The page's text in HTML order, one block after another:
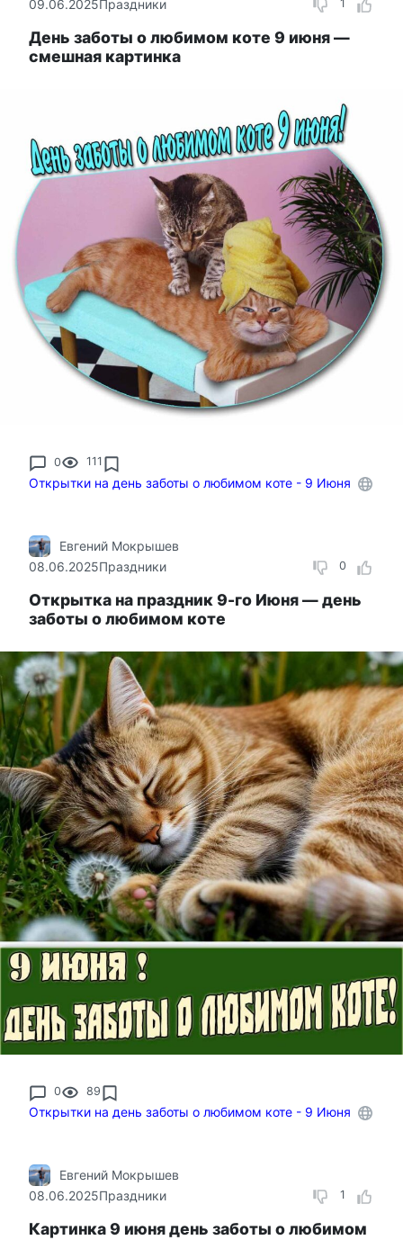
1
09.06.2025Праздники
День заботы о любимом коте 9 июня —
смешная картинка
0 111
Открытки на день заботы о любимом коте - 9 Июня
0
Евгений Мокрышев
08.06.2025Праздники
Открытка на праздник 9-го Июня — день
заботы о любимом коте
0 89
Открытки на день заботы о любимом коте - 9 Июня
1
Евгений Мокрышев
08.06.2025Праздники
Картинка 9 июня день заботы о любимом